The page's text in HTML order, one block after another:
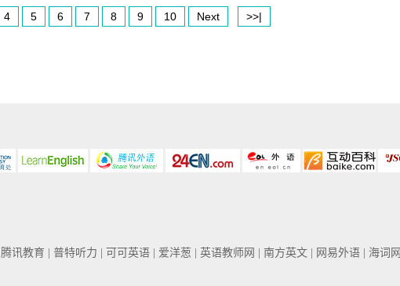
4 5 6 7 8 9 10 Next >>|
| 腾讯教育 | 普特听力 | 可可英语 | 爱洋葱 | 英语教师网 | 南方英文 | 网易外语 | 海词网